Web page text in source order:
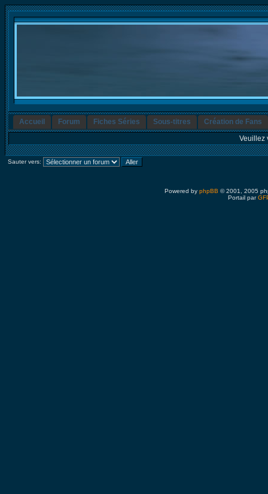
Accueil Forum Fiches Séries Sous-titres
Création de Fans
Veuillez
Sauter vers:
Powered by phpBB © 2001, 2005
Portail par